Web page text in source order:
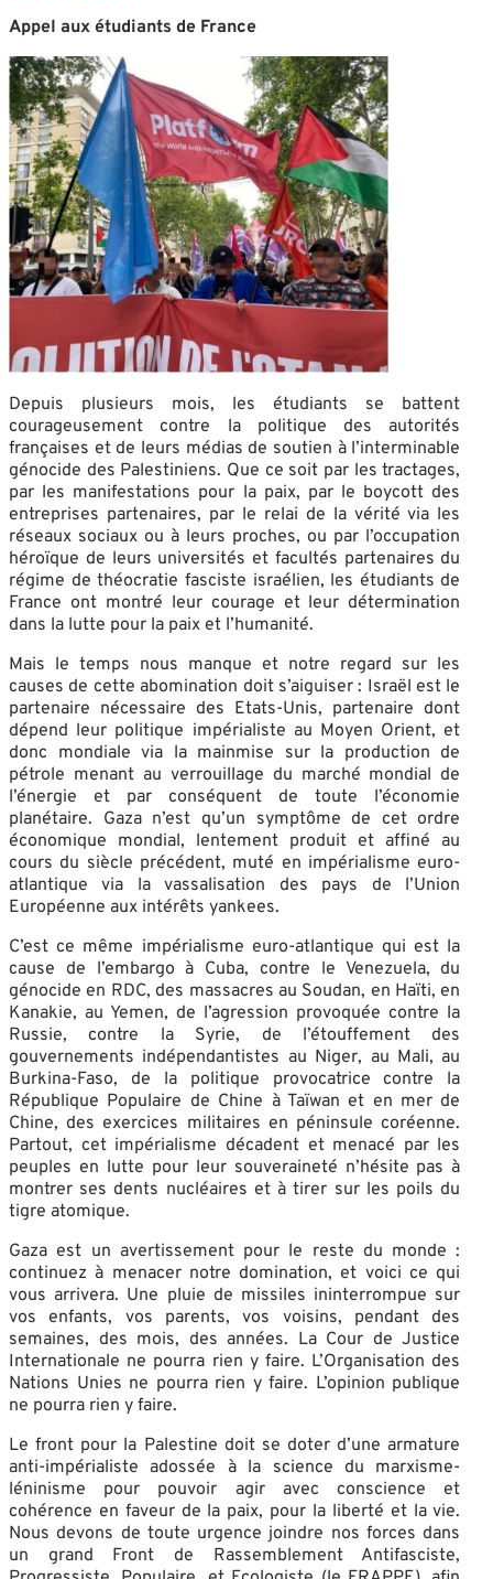
Appel aux étudiants de France
Depuis plusieurs mois, les étudiants se battent
courageusement contre la politique des autorités
françaises et de leurs médias de soutien à l’interminable
génocide des Palestiniens. Que ce soit par les tractages,
par les manifestations pour la paix, par le boycott des
entreprises partenaires, par le relai de la vérité via les
réseaux sociaux ou à leurs proches, ou par l’occupation
héroïque de leurs universités et facultés partenaires du
régime de théocratie fasciste israélien, les étudiants de
France ont montré leur courage et leur détermination
dans la lutte pour la paix et l’humanité.
Mais le temps nous manque et notre regard sur les
causes de cette abomination doit s’aiguiser : Israël est le
partenaire nécessaire des Etats-Unis, partenaire dont
dépend leur politique impérialiste au Moyen Orient, et
donc mondiale via la mainmise sur la production de
pétrole menant au verrouillage du marché mondial de
l’énergie et par conséquent de toute l’économie
planétaire. Gaza n’est qu’un symptôme de cet ordre
économique mondial, lentement produit et affiné au
cours du siècle précédent, muté en impérialisme euro-
atlantique via la vassalisation des pays de l’Union
Européenne aux intérêts yankees.
C’est ce même impérialisme euro-atlantique qui est la
cause de l’embargo à Cuba, contre le Venezuela, du
génocide en RDC, des massacres au Soudan, en Haïti, en
Kanakie, au Yemen, de l’agression provoquée contre la
Russie, contre la Syrie, de l’étouffement des
gouvernements indépendantistes au Niger, au Mali, au
Burkina-Faso, de la politique provocatrice contre la
République Populaire de Chine à Taïwan et en mer de
Chine, des exercices militaires en péninsule coréenne.
Partout, cet impérialisme décadent et menacé par les
peuples en lutte pour leur souveraineté n’hésite pas à
montrer ses dents nucléaires et à tirer sur les poils du
tigre atomique.
Gaza est un avertissement pour le reste du monde :
continuez à menacer notre domination, et voici ce qui
vous arrivera. Une pluie de missiles ininterrompue sur
vos enfants, vos parents, vos voisins, pendant des
semaines, des mois, des années. La Cour de Justice
Internationale ne pourra rien y faire. L’Organisation des
Nations Unies ne pourra rien y faire. L’opinion publique
ne pourra rien y faire.
Le front pour la Palestine doit se doter d’une armature
anti-impérialiste adossée à la science du marxisme-
léninisme pour pouvoir agir avec conscience et
cohérence en faveur de la paix, pour la liberté et la vie.
Nous devons de toute urgence joindre nos forces dans
un grand Front de Rassemblement Antifasciste,